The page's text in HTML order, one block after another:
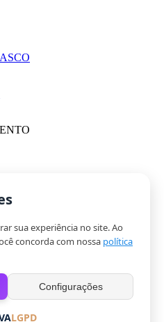
sua experiência no site. Ao
concorda com nossa política
Configurações
LGPD